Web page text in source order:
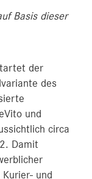
Basis dieser
der
des
und
circa
Damit
und